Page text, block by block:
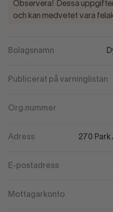
Observera! Dessa
och kan medvetet vara
Bolagsnamn
Publicerat på varninglistan
Org.nummer
Adress 270 Park
E-postadress
Mottagarkonto